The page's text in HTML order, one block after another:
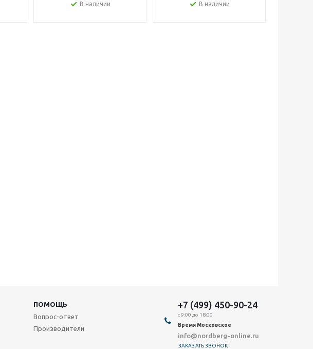
В наличии В наличии
ПОМОЩЬ
Вопрос-ответ
Производители
+7 (499) 450-90-24
с 9:00 до 18:00
Время Московское
info@nordberg-online.ru
ЗАКАЗАТЬ ЗВОНОК